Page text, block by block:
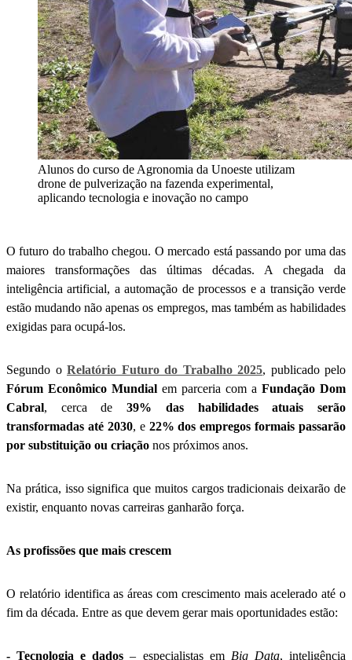
Alunos do curso de Agronomia da Unoeste utilizam
drone de pulverização na fazenda experimental,
aplicando tecnologia e inovação no campo
O futuro do trabalho chegou. O mercado está passando por uma das
maiores transformações das últimas décadas. A chegada da
inteligência artificial, a automação de processos e a transição verde
estão mudando não apenas os empregos, mas também as habilidades
exigidas para ocupá-los.
Segundo o Relatório Futuro do Trabalho 2025, publicado pelo
Fórum Econômico Mundial em parceria com a Fundação Dom
Cabral, cerca de39% das habilidades atuais serão
transformadas até 2030, e 22% dos empregos formais passarão
por substituição ou criação nos próximos anos.
Na prática, isso significa que muitos cargos tradicionais deixarão de
existir, enquanto novas carreiras ganharão força.
As profissões que mais crescem
O relatório identifica as áreas com crescimento mais acelerado até o
fim da década. Entre as que devem gerar mais oportunidades estão:
- Tecnologia e dados – especialistas em Big Data, inteligência